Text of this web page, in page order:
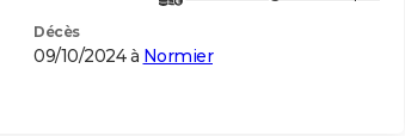
Décès
09/10/2024 à Normier